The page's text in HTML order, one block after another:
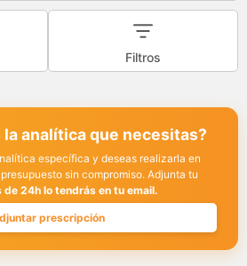
Filtros
analítica que necesitas?
específica y deseas realizarla en
sin compromiso. Adjunta tu
de 24h lo tendrás en tu email.
prescripción